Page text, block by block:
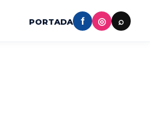
PORTADA f ◎ ⌕